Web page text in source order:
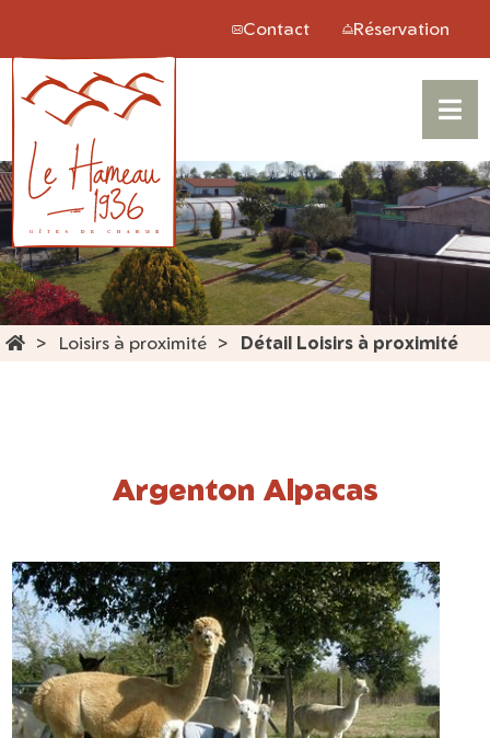
Contact Réservation
Loisirs à proximité Détail Loisirs à proximité
Argenton Alpacas